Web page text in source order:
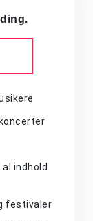
indhold
festivaler